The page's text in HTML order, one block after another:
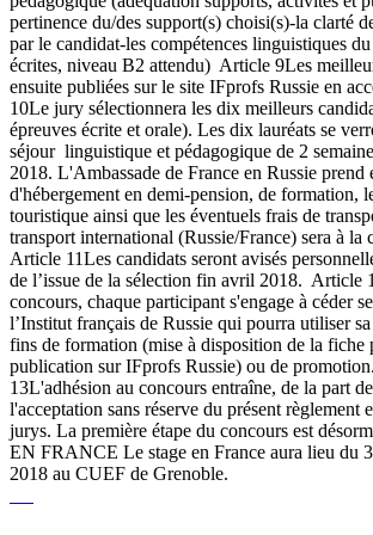
pertinence du/des support(s) choisi(s)-la clarté
par le candidat-les compétences linguistiques
écrites, niveau B2 attendu) Article 9Les
ensuite publiées sur le site IFprofs Russie en
10Le jury sélectionnera les dix meilleurs
épreuves écrite et orale). Les dix lauréats se
séjour linguistique et pédagogique de 2
2018. L'Ambassade de France en Russie prend
d'hébergement en demi-pension, de formation,
touristique ainsi que les éventuels frais de
transport international (Russie/France) sera à la
Article 11Les candidats seront avisés
de l’issue de la sélection fin avril 2018. Article
concours, chaque participant s'engage à céder
l’Institut français de Russie qui pourra utiliser
fins de formation (mise à disposition de la fiche
publication sur IFprofs Russie) ou de
13L'adhésion au concours entraîne, de la part
l'acceptation sans réserve du présent règlement
jurys. La première étape du concours est
EN FRANCE Le stage en France aura lieu du
2018 au CUEF de